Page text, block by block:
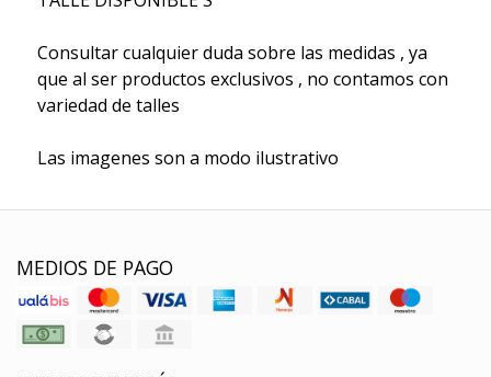
Consultar cualquier duda sobre las medidas , ya
que al ser productos exclusivos , no contamos con
variedad de talles
Las imagenes son a modo ilustrativo
MEDIOS DE PAGO